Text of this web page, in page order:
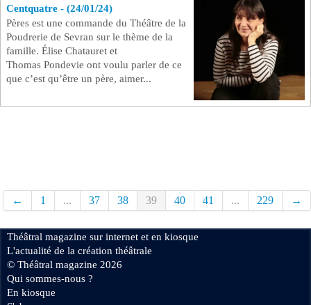
Centquatre - (24/01/24)
Pères est une commande du Théâtre de la
Poudrerie de Sevran sur le thème de la
famille. Élise Chatauret et
Thomas Pondevie ont voulu parler de ce
que c’est qu’être un père, aimer...
← 1 ... 37 38 39 40 41 ... 229 →
Théâtral magazine sur internet et en kiosque
L'actualité de la création théâtrale
© Théâtral magazine 2026
Qui sommes-nous ?
En kiosque